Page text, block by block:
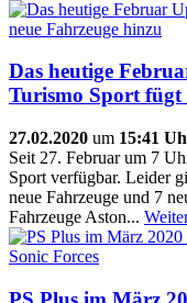
Das heutige
Turismo Sport fügt
27.02.2020 um 15:41
Seit 27. Februar um 7
Sport verfügbar. Leider
neue Fahrzeuge und 7
Fahrzeuge Aston...